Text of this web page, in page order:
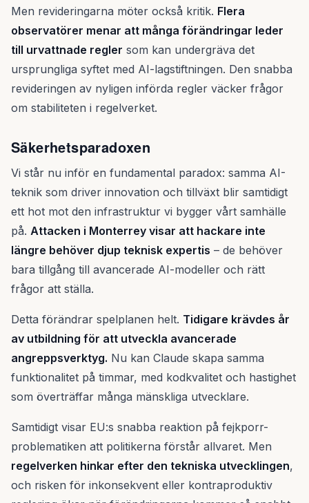
Men revideringarna möter också kritik. Flera
observatörer menar att många förändringar leder
till urvattnade regler som kan undergräva det
ursprungliga syftet med AI-lagstiftningen. Den snabba
revideringen av nyligen införda regler väcker frågor
om stabiliteten i regelverket.
Säkerhetsparadoxen
Vi står nu inför en fundamental paradox: samma AI-
teknik som driver innovation och tillväxt blir samtidigt
ett hot mot den infrastruktur vi bygger vårt samhälle
på. Attacken i Monterrey visar att hackare inte
längre behöver djup teknisk expertis – de behöver
bara tillgång till avancerade AI-modeller och rätt
frågor att ställa.
Detta förändrar spelplanen helt. Tidigare krävdes år
av utbildning för att utveckla avancerade
angreppsverktyg. Nu kan Claude skapa samma
funktionalitet på timmar, med kodkvalitet och hastighet
som överträffar många mänskliga utvecklare.
Samtidigt visar EU:s snabba reaktion på fejkporr-
problematiken att politikerna förstår allvaret. Men
regelverken hinkar efter den tekniska utvecklingen,
och risken för inkonsekvent eller kontraproduktiv